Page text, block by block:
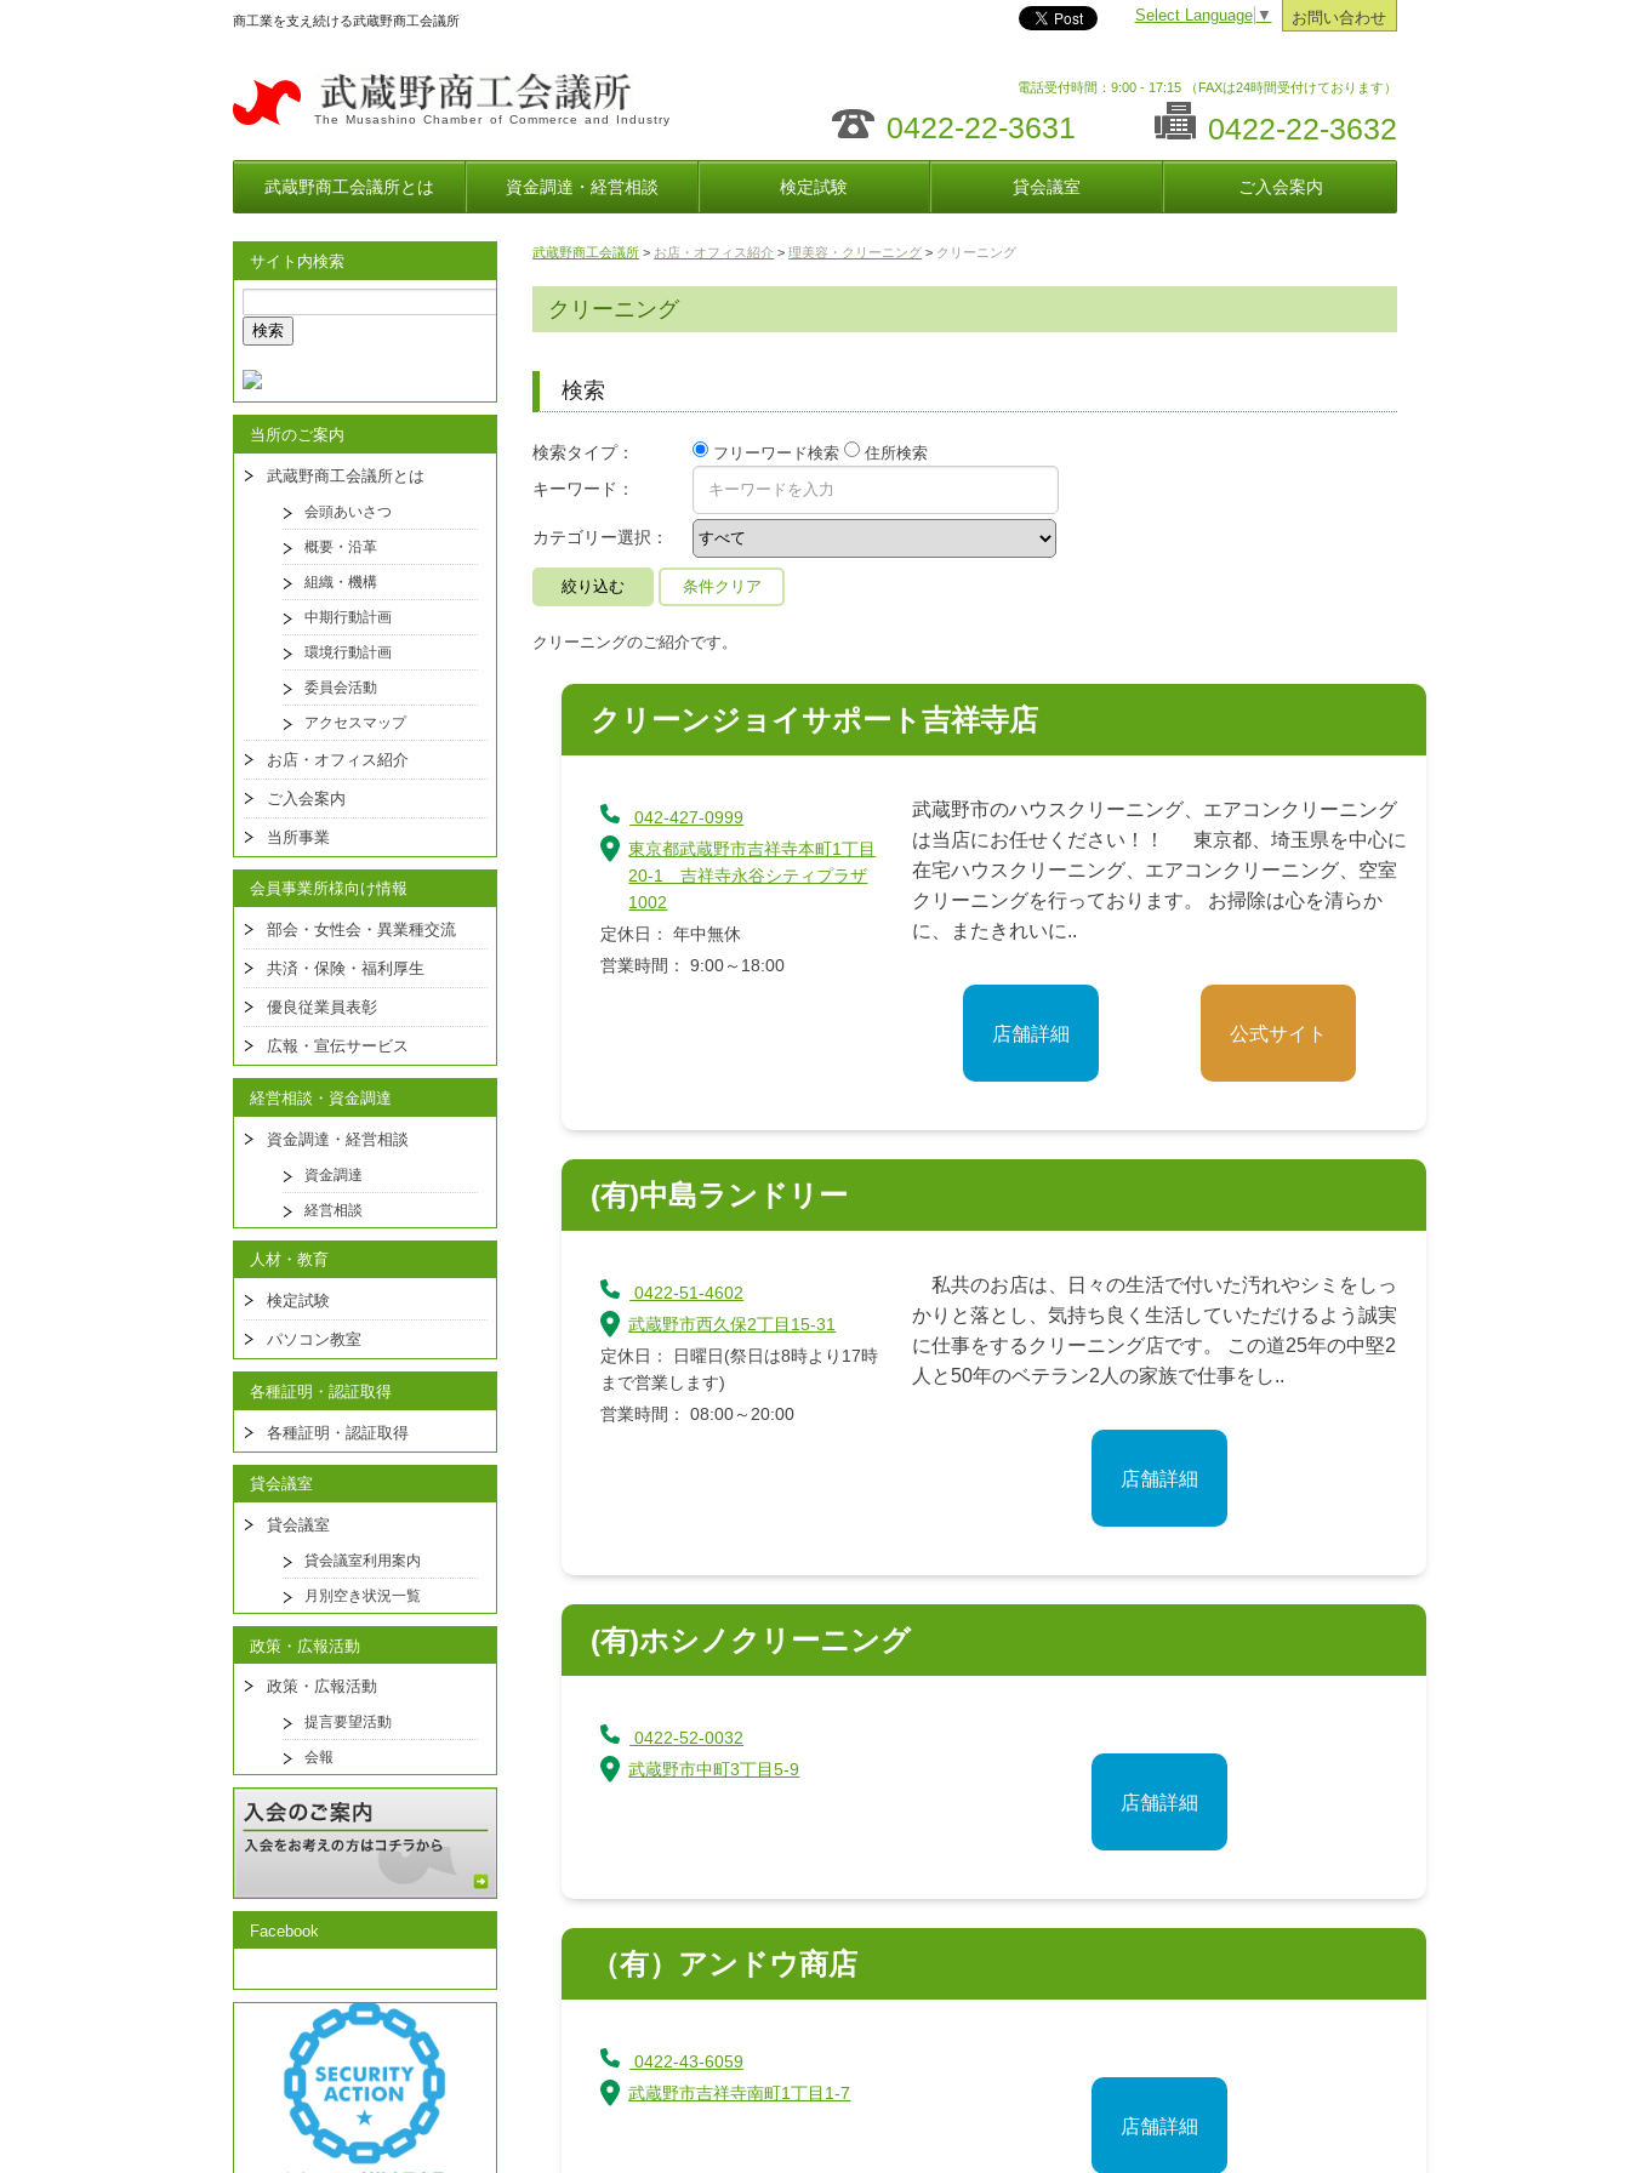
商工業を支え続ける武蔵野商工会議所 お問い合わせ
Select Language ▼
The Musashino Chamber of Commerce and Industry
電話受付時間：9:00 - 17:15 （FAXは24時間受付けております）
0422-22-3631 0422-22-3632
武蔵野商工会議所とは 資金調達・経営相談 検定試験 貸会議室 ご入会案内
サイト内検索
当所のご案内
武蔵野商工会議所とは
会頭あいさつ
概要・沿革
組織・機構
中期行動計画
環境行動計画
委員会活動
アクセスマップ
お店・オフィス紹介
ご入会案内
当所事業
会員事業所様向け情報
部会・女性会・異業種交流
共済・保険・福利厚生
優良従業員表彰
広報・宣伝サービス
経営相談・資金調達
資金調達・経営相談
資金調達
経営相談
人材・教育
検定試験
パソコン教室
各種証明・認証取得
各種証明・認証取得
貸会議室
貸会議室
貸会議室利用案内
月別空き状況一覧
政策・広報活動
政策・広報活動
提言要望活動
会報
Facebook
武蔵野商工会議所 > お店・オフィス紹介 >理美容・クリーニング > クリーニング
クリーニング
検索
検索タイプ： フリーワード検索 住所検索
キーワード：
カテゴリー選択：
条件クリア
クリーニングのご紹介です。
クリーンジョイサポート吉祥寺店
042-427-0999
東京都武蔵野市吉祥寺本町1丁目
20-1 吉祥寺永谷シティプラザ
1002
定休日： 年中無休
営業時間： 9:00～18:00
武蔵野市のハウスクリーニング、エアコンクリーニング
は当店にお任せください！！ 東京都、埼玉県を中心に
在宅ハウスクリーニング、エアコンクリーニング、空室
クリーニングを行っております。 お掃除は心を清らか
に、またきれいに..
店舗詳細 公式サイト
(有)中島ランドリー
0422-51-4602
武蔵野市西久保2丁目15-31
定休日： 日曜日(祭日は8時より17時
まで営業します)
営業時間： 08:00～20:00
私共のお店は、日々の生活で付いた汚れやシミをしっ
かりと落とし、気持ち良く生活していただけるよう誠実
に仕事をするクリーニング店です。 この道25年の中堅2
人と50年のベテラン2人の家族で仕事をし..
店舗詳細
(有)ホシノクリーニング
0422-52-0032
武蔵野市中町3丁目5-9
店舗詳細
（有）アンドウ商店
0422-43-6059
武蔵野市吉祥寺南町1丁目1-7
店舗詳細